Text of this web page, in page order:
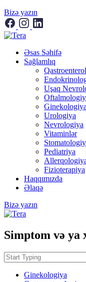
Bizə yazın
Əsas Səhifə
Sağlamlıq
Uşaq
Ginekologiya
Urologiya
Nevrologiya
Vitaminlər
Pediatriya
Fizioterapiya
Haqqımızda
Əlaqə
Bizə yazın
Simptom və ya
Ginekologiya